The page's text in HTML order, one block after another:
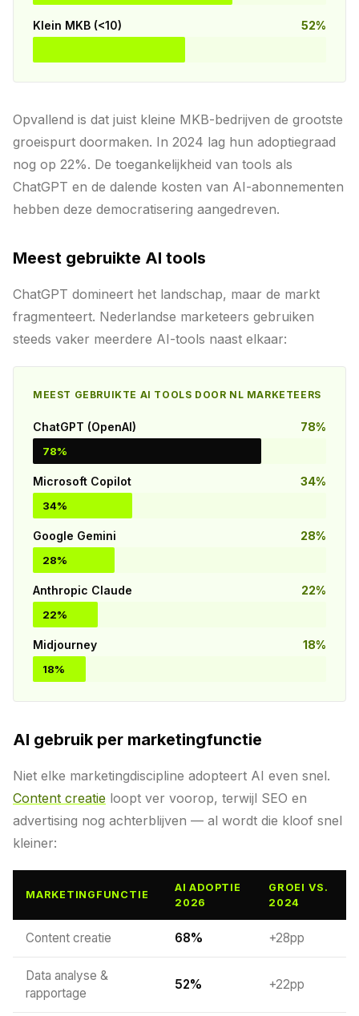
Klein MKB (<10) 52%
Opvallend is dat juist kleine MKB-bedrijven de grootste
groeispurt doormaken. In 2024 lag hun adoptiegraad
nog op 22%. De toegankelijkheid van tools als
ChatGPT en de dalende kosten van AI-abonnementen
hebben deze democratisering aangedreven.
Meest gebruikte AI tools
ChatGPT domineert het landschap, maar de markt
fragmenteert. Nederlandse marketeers gebruiken
steeds vaker meerdere AI-tools naast elkaar:
MEEST GEBRUIKTE AI TOOLS DOOR NL MARKETEERS
ChatGPT (OpenAI) 78%
78%
Microsoft Copilot 34%
34%
Google Gemini 28%
28%
Anthropic Claude 22%
22%
Midjourney 18%
18%
AI gebruik per marketingfunctie
Niet elke marketingdiscipline adopteert AI even snel.
Content creatie loopt ver voorop, terwijl SEO en
advertising nog achterblijven — al wordt die kloof snel
kleiner:
MARKETINGFUNCTIE
AI ADOPTIE
2026
GROEI VS.
2024
Content creatie 68% +28pp
Data analyse &
rapportage
52% +22pp